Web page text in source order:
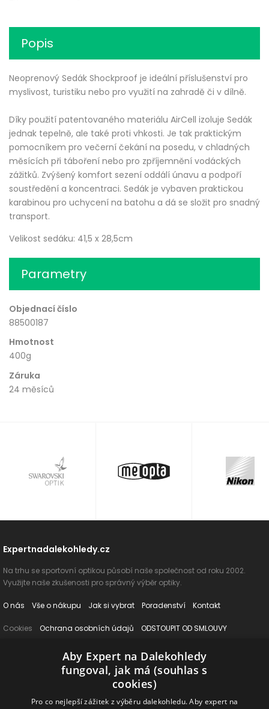
Popis
Neoprenový Sedák Shockproof je ideální příslušenství pro
myslivost, turistiku nebo pro využití na zahradě či v dílně.
Díky použití patentovaného materiálu AirCell izoluje Sedák
jednak tepelně, ale také proti vhkosti. Je tak praktickým
pomocníkem pro večerní čekání na posedu, v chladných
měsících při táboření nebo pro zpříjemnění vodáckých
zážitků. Zvýšený komfort sezení oddálí únavu a podpoří
soustředění a koncentraci. Sedák je vybaven praktickou
karabinou pro uchycení na batohu a dá se složit pro snadný
transport.
Velikost sedáku: 41,5 x 28,5cm
Parametry
Objednací číslo
88500187
Hmotnost
400g
Záruka
24 měsíců
Expertnadalekohledy.cz
Na trhu se sportovní optikou působí naše společnost od roku 2002.
Využijte naše zkušenosti pro správný výběr optiky.
O nás Vše o nákupu Jak si vybrat Poradenství Kontakt
Cookies Ochrana osobních údajů ODSTOUPIT OD SMLOUVY
Naše produkty
Dálkoměry Příslušenství
Aby Expert na Dalekohledy
fungoval, jak má (souhlas s
cookies)
Pro co nejlepší zážitek z výběru dalekohledu. Aby expert na